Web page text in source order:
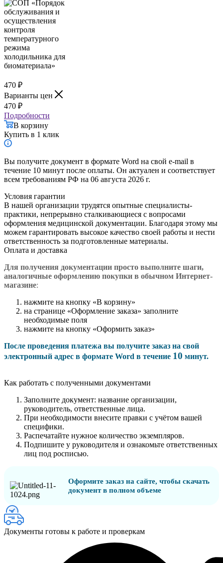
470 ₽
Варианты цен
470 ₽
Подробности
В корзину
Купить в 1 клик
Вы получите документ в формате Word на свой e-mail в
течение 10 минут после оплаты. Он актуален и соответствует
всем требованиям РФ на 06 августа 2026 г.
Условия гарантии
В нашей организации трудятся опытные специалисты-
практики, непрерывно сталкивающиеся с вопросами
оформления медицинской документации. Благодаря этому мы
можем гарантировать высокое качество своей работы и нести
ответственность за подготовленные материалы.
Оплата и доставка
Для получения документации просто выполните шаги,
аналогичные оформлению покупки в обычном Интернет-
магазине:
нажмите на кнопку «В корзину»
на странице «Оформление заказа» заполните
необходимые поля
нажмите на кнопку «Оформить заказ»
После проведения платежа вы получите заказ на свой
электронный адрес в формате Word в течение 10 минут.
Как работать с полученными документами
Заполните документ: название организации,
руководитель, ответственные лица.
При необходимости внесите правки с учётом вашей
специфики.
Распечатайте нужное количество экземпляров.
Подпишите у руководителя и ознакомьте ответственных
лиц под росписью.
Оформите заказ на сайте, чтобы скачать
документ в полном объеме
Документы готовы к работе и проверкам